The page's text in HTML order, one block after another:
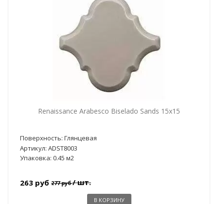
Renaissance Arabesco Biselado Sands 15x15
Поверхность: Глянцевая
Артикул: ADST8003
Упаковка: 0.45 м2
263 руб 277 руб/ шт.
В КОРЗИНУ